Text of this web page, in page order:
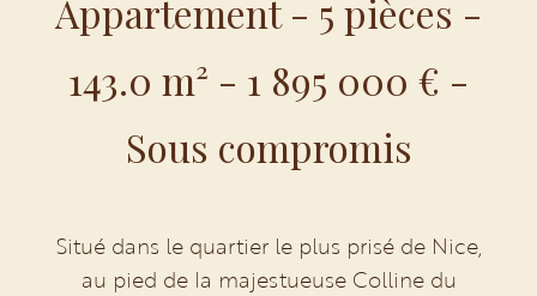
Appartement - 5 pièces -
143.0 m² - 1 895 000 € -
Sous compromis
Situé dans le quartier le plus prisé de Nice,
au pied de la majestueuse Colline du